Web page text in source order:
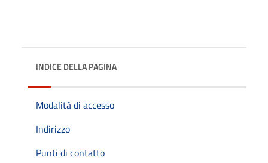
INDICE DELLA PAGINA
Modalità di accesso
Indirizzo
Punti di contatto